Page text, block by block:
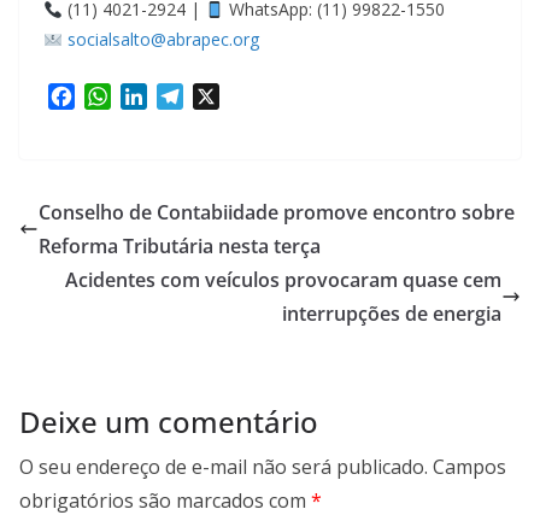
(11) 4021-2924 |
WhatsApp: (11) 99822-1550
socialsalto@abrapec.org
b
o
o
k
W
s
A
p
p
e
d
I
n
g
r
a
m
Conselho de Contabiidade promove encontro sobre
Reforma Tributária nesta terça
Acidentes com veículos provocaram quase cem
interrupções de energia
Deixe um comentário
O seu endereço de e-mail não será publicado. Campos
obrigatórios são marcados com *